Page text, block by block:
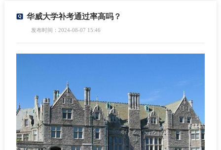
华威大学补考通过率高吗？
发布时间：2024-08-07 15:46